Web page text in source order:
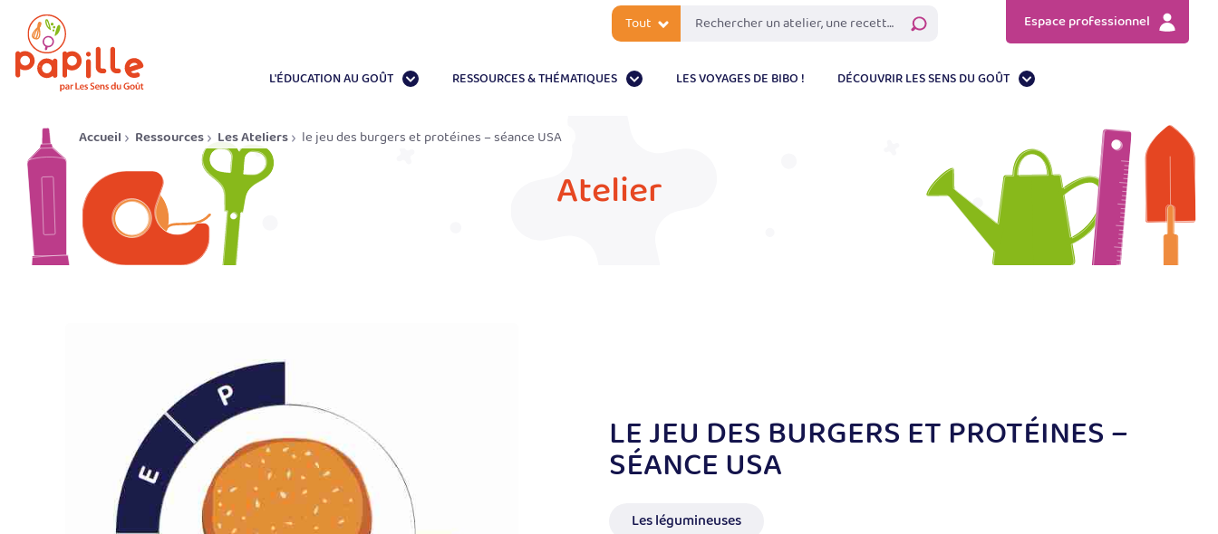
Espace professionnel
Tout Rechercher
L'ÉDUCATION AU GOÛT RESSOURCES & THÉMATIQUES LES VOYAGES DE BIBO ! DÉCOUVRIR LES SENS DU GOÛT
Atelier
Accueil Ressources Les Ateliers le jeu des burgers et protéines – séance USA
LE JEU DES BURGERS ET PROTÉINES –
SÉANCE USA
Les légumineuses